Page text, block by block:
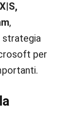
,
strategia
per